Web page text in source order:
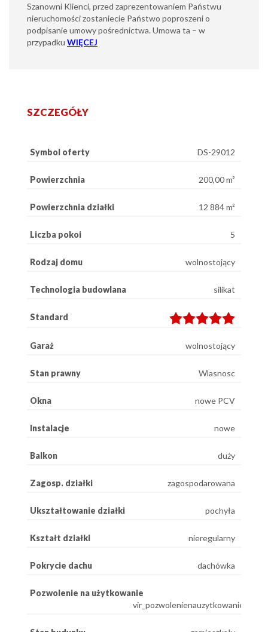
Szanowni Klienci, przed zaprezentowaniem Państwu
nieruchomości zostaniecie Państwo poproszeni o
podpisanie umowy pośrednictwa. Umowa ta – w
przypadku WIĘCEJ
SZCZEGÓŁY
Symbol oferty DS-29012
Powierzchnia 200,00 m²
Powierzchnia działki 12 884 m²
Liczba pokoi 5
Rodzaj domu wolnostojący
Technologia budowlana silikat
Standard
Garaż wolnostojący
Stan prawny Wlasnosc
Okna nowe PCV
Instalacje nowe
Balkon duży
Zagosp. działki zagospodarowana
Ukształtowanie działki pochyła
Kształt działki nieregularny
Pokrycie dachu dachówka
Pozwolenie na użytkowanie
vir_pozwolenienauzytkowanie_brak